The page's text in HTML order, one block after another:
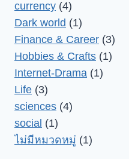
currency (4)
Dark world (1)
Finance & Career (3)
Hobbies & Crafts (1)
Internet-Drama (1)
Life (3)
sciences (4)
social (1)
ไม่มีหมวดหมู่ (1)